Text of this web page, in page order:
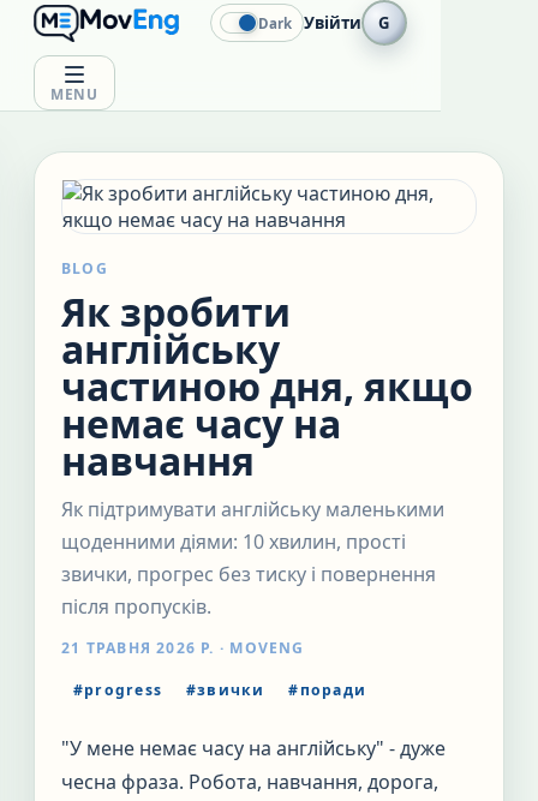
MENU
Dark Увійти G
BLOG
Як зробити
англійську
частиною дня, якщо
немає часу на
навчання
Як підтримувати англійську маленькими
щоденними діями: 10 хвилин, прості
звички, прогрес без тиску і повернення
після пропусків.
21 ТРАВНЯ 2026 Р. · MOVENG
#progress #звички #поради
"У мене немає часу на англійську" - дуже
чесна фраза. Робота, навчання, дорога,